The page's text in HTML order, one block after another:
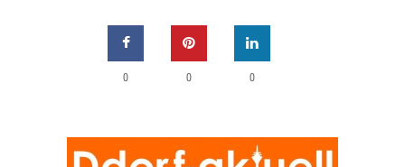
0 0 0